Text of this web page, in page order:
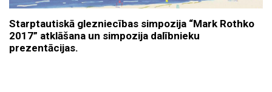
Starptautiskā glezniecības simpozija “Mark Rothko
2017” atklāšana un simpozija dalībnieku
prezentācijas.